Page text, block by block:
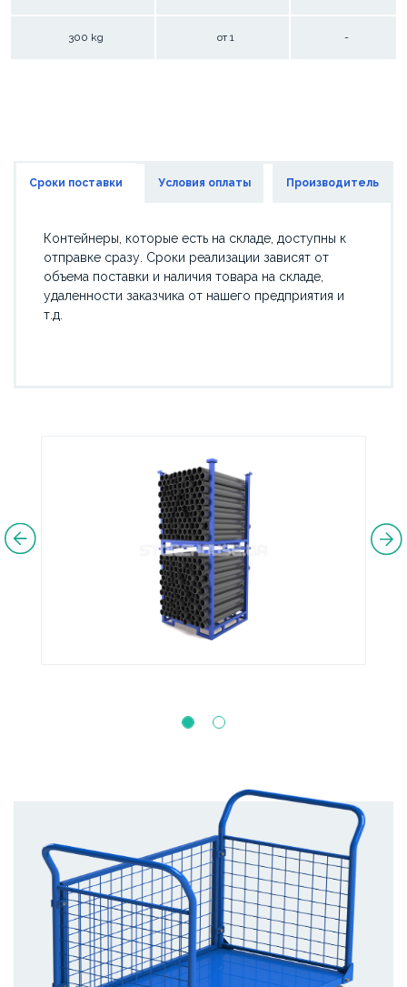
300 kg от 1 -
Сроки поставки Условия оплаты Производитель
Контейнеры, которые есть на складе, доступны к
отправке сразу. Сроки реализации зависят от
объема поставки и наличия товара на складе,
удаленности заказчика от нашего предприятия и
т.д.